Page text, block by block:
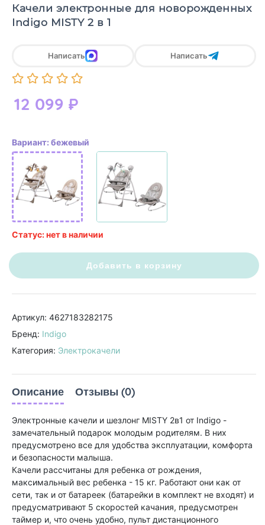
Качели электронные для новорожденных
Indigo MISTY 2 в 1
12 099 ₽
Написать Написать
Вариант: бежевый
Статус: нет в наличии
Добавить в корзину
Артикул: 4627183282175
Бренд: Indigo
Категория: Электрокачели
Описание Отзывы (0)
Электронные качели и шезлонг MISTY 2в1 от Indigo -
замечательный подарок молодым родителям. В них
предусмотрено все для удобства эксплуатации, комфорта
и безопасности малыша.
Качели рассчитаны для ребенка от рождения,
максимальный вес ребенка - 15 кг. Работают они как от
сети, так и от батареек (батарейки в комплект не входят) и
предусматривают 5 скоростей качания, предусмотрен
таймер и, что очень удобно, пульт дистанционного